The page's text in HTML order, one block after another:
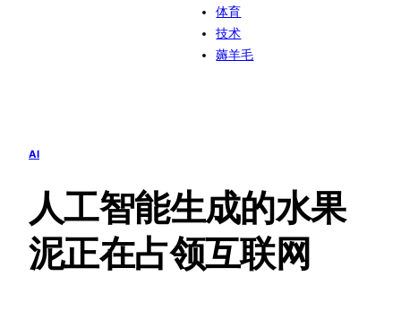
体育
技术
薅羊毛
AI
人工智能生成的水果
泥正在占领互联网